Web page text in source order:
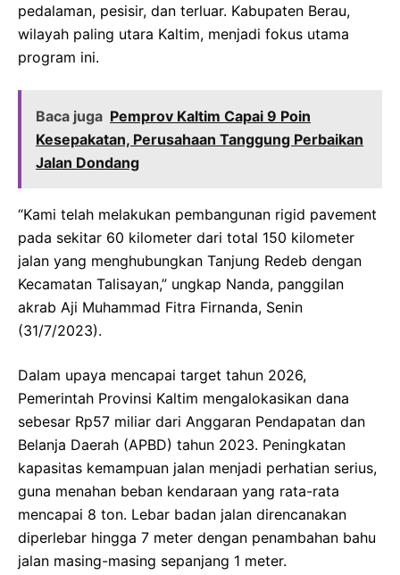
pedalaman, pesisir, dan terluar. Kabupaten Berau,
wilayah paling utara Kaltim, menjadi fokus utama
program ini.
Baca juga Pemprov Kaltim Capai 9 Poin
Kesepakatan, Perusahaan Tanggung Perbaikan
Jalan Dondang
“Kami telah melakukan pembangunan rigid pavement
pada sekitar 60 kilometer dari total 150 kilometer
jalan yang menghubungkan Tanjung Redeb dengan
Kecamatan Talisayan,” ungkap Nanda, panggilan
akrab Aji Muhammad Fitra Firnanda, Senin
(31/7/2023).
Dalam upaya mencapai target tahun 2026,
Pemerintah Provinsi Kaltim mengalokasikan dana
sebesar Rp57 miliar dari Anggaran Pendapatan dan
Belanja Daerah (APBD) tahun 2023. Peningkatan
kapasitas kemampuan jalan menjadi perhatian serius,
guna menahan beban kendaraan yang rata-rata
mencapai 8 ton. Lebar badan jalan direncanakan
diperlebar hingga 7 meter dengan penambahan bahu
jalan masing-masing sepanjang 1 meter.